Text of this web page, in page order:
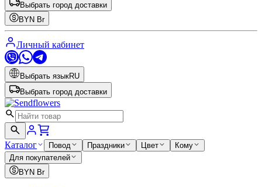
Выбрать город доставки
BYN Br
Личный кабинет
Выбрать языкRU
Выбрать город доставки
Каталог Повод Праздники Цвет
Кому
Для покупателей
BYN Br